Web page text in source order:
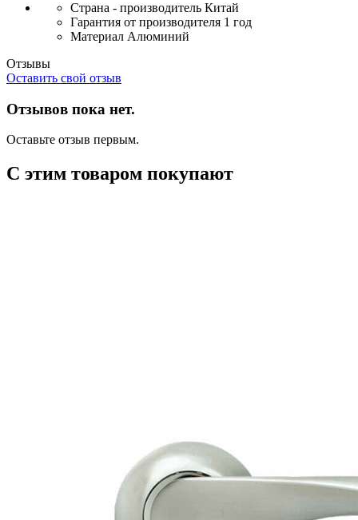
Страна - производитель Китай
Гарантия от производителя 1 год
Материал Алюминий
Отзывы
Оставить свой отзыв
Отзывов пока нет.
Оставьте отзыв первым.
С этим товаром покупают